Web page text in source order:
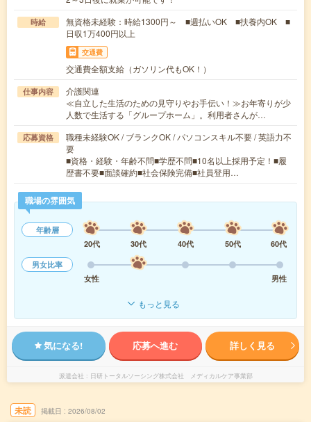
時給
無資格未経験：時給1300円～ ■週払いOK ■扶養内OK ■
日収1万400円以上
交通費
交通費全額支給（ガソリン代もOK！）
仕事内容
介護関連
≪自立した生活のための見守りやお手伝い！≫お年寄りが少
人数で生活する「グループホーム」。利用者さんが…
応募資格
職種未経験OK / ブランクOK / パソコンスキル不要 / 英語力不
要
■資格・経験・年齢不問■学歴不問■10名以上採用予定！■履
歴書不要■面談確約■社会保険完備■社員登用…
職場の雰囲気
年齢層
20代
30代 40代 50代
60代
男女比率
女性
男性
もっと見る
気になる! 応募へ進む 詳しく見る
派遣会社 日研トータルソーシング株式会社 メディカルケア事業部
未読 掲載日 2026/08/02